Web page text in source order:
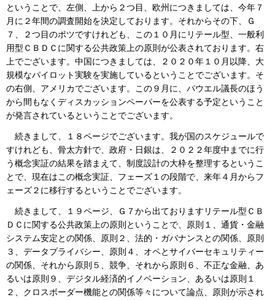
ということで、左側、上から２つ目、欧州につきましては、今年７
月に２年間の調査開始を決定しております。それからその下、Ｇ
７、２つ目のポツですけれども、この１０月にリテール型、一般利
用型ＣＢＤＣに関する公共政策上の原則が公表されております。右
上でございます。中国につきましては、２０２０年１０月以降、大
規模なパイロット実験を実施しているということでございます。そ
の右側、アメリカでございます。この９月に、パウエル議長のほう
から間もなくディスカッションペーパーを公表する予定ということ
が発言されているということでございます。
続きまして、１８ページでございます。我が国のスケジュールで
すけれども、骨太方針で、政府・日銀は、２０２２年度中までに行
う概念実証の結果を踏まえて、制度設計の大枠を整理するというこ
とで、現在はこの概念実証、フェーズ１の段階で、来年４月からフ
ェーズ２に移行するということでございます。
続きまして、１９ページ、Ｇ７から出ておりますリテール型ＣＢ
ＤＣに関する公共政策上の原則ということで、原則１、通貨・金融
システム安定との関係、原則２、法的・ガバナンスとの関係、原則
３、データプライバシー、原則４、オペとサイバーセキュリティー
の関係、それから原則５、競争、それから原則６、不正な金融、あ
るいは原則９、デジタル経済的イノベーション、あるいは原則１
２、クロスボーダー機能との関係等々について論点、原則が示され